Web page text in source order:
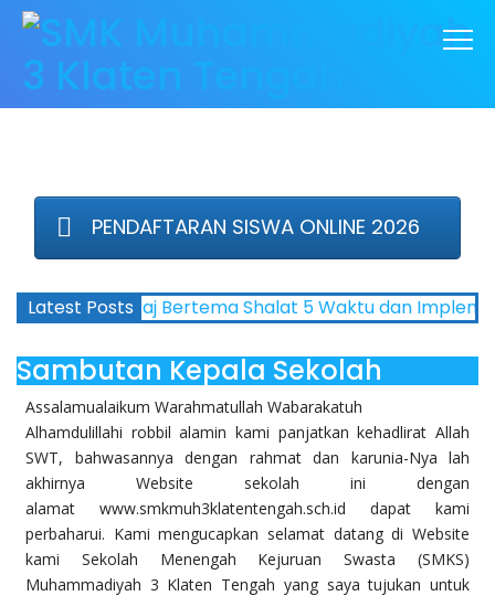
PENDAFTARAN SISWA ONLINE 2026
Latest Posts
Isra Mi’raj Bertema Shalat 5 Waktu dan
Sambutan Kepala Sekolah
Assalamualaikum Warahmatullah Wabarakatuh
Alhamdulillahi robbil alamin kami panjatkan kehadlirat Allah
SWT, bahwasannya dengan rahmat dan karunia-Nya lah
akhirnya Website sekolah ini dengan
alamat www.smkmuh3klatentengah.sch.id dapat kami
perbaharui. Kami mengucapkan selamat datang di Website
kami Sekolah Menengah Kejuruan Swasta (SMKS)
Muhammadiyah 3 Klaten Tengah yang saya tujukan untuk